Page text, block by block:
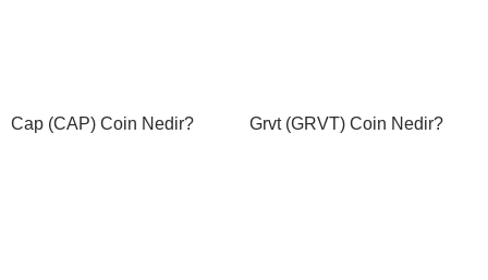
Cap (CAP) Coin Nedir? Grvt (GRVT) Coin Nedir?